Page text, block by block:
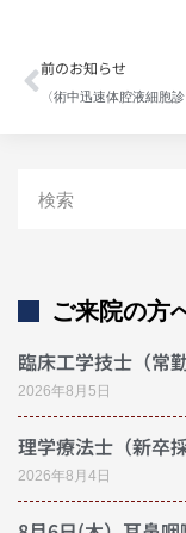
前のお知らせ
ご来院の方
臨床工学技士（常
2026年8月5日
理学療法士（新卒
2026年8月4日